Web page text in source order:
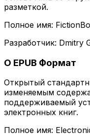
разметкой.
Полное имя:
Разработчик: Dmitry
О EPUB Формат
Открытый
изменяемым
поддерживаемый
электронных книг.
Полное имя: